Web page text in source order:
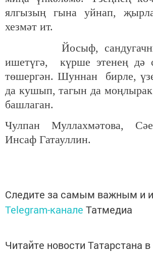
ялгызың гына уйнап,
хезмәт ит.
Йосыф,
ишетүгә, күрше этенең дә
төшергән. Шуннан бирле,
да кушып, тагын да
башлаган.
Чулпан Муллахмәтова,
Инсаф Гатауллин.
Следите за самым важным и
Telegram-канале Татмедиа
Читайте новости Татарстана в